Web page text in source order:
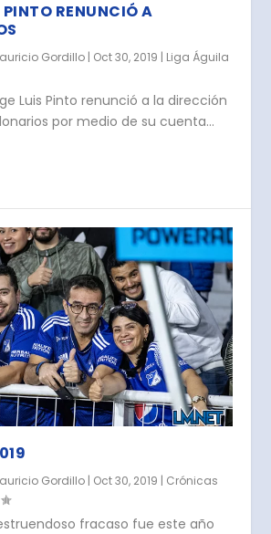
RENUNCIÓ A
Gordillo | Oct 30, 2019 | Liga Águila
Luis Pinto renunció a la dirección
por medio de su cuenta...
Gordillo | Oct 30, 2019 | Crónicas
fracaso fue este año